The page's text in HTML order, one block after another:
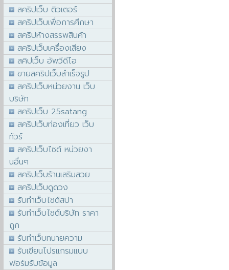
สคริปเว็บ ติวเตอร์
สคริปเว็บเพื่อการศึกษา
สคริปห้างสรรพสินค้า
สคริปเว็บเครื่องเสียง
สคิปเว็บ อัพวีดีโอ
ขายสคริปเว็บสำเร็จรูป
สคริปเว็บหน่วยงาน เว็บ
บริษัท
สคริปเว็บ 25satang
สคริปเว็บท่องเที่ยว เว็บ
ทัวร์
สคริปเว็บไซต์ หน่วยงา
นอื่นๆ
สคริปเว็บร้านเสริมสวย
สคริปเว็บดูดวง
รับทำเว็บไซต์สปา
รับทำเว็บไซต์บริษัท ราคา
ถูก
รับทำเว็บทนายความ
รับเขียนโปรแกรมแบบ
ฟอร์มรับข้อมูล